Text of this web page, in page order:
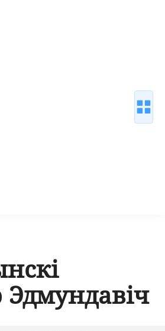
Эдмундавіч